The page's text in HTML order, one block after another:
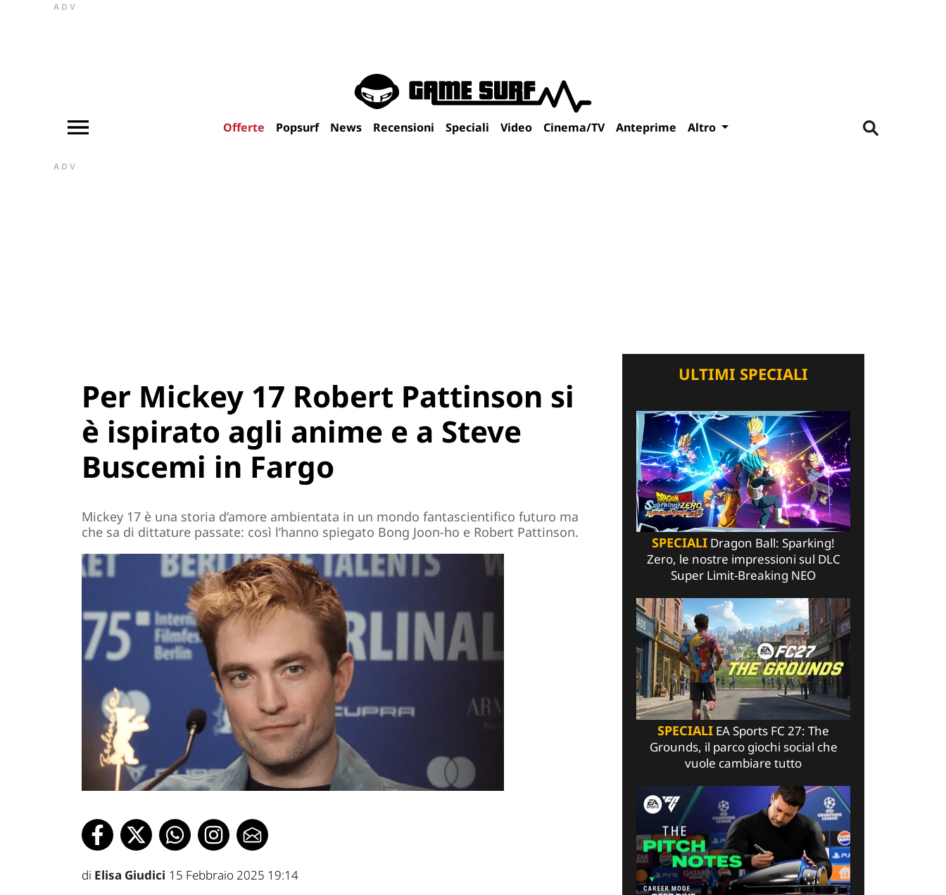
ADV
Offerte Popsurf News Recensioni Speciali Video Cinema/TV Anteprime Altro
ADV
Per Mickey 17 Robert Pattinson si
è ispirato agli anime e a Steve
Buscemi in Fargo
Mickey 17 è una storia d’amore ambientata in un mondo fantascientifico futuro ma
che sa di dittature passate: così l’hanno spiegato Bong Joon-ho e Robert Pattinson.
di Elisa Giudici 15 Febbraio 2025 19:14
ULTIMI SPECIALI
SPECIALI Dragon Ball: Sparking!
Zero, le nostre impressioni sul DLC
Super Limit-Breaking NEO
SPECIALI EA Sports FC 27: The
Grounds, il parco giochi social che
vuole cambiare tutto